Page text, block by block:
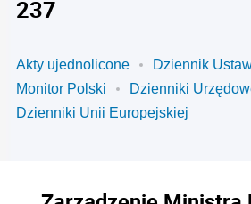
237
Akty ujednolicone
Dziennik
Monitor Polski
Dzienniki
Dzienniki Unii Europejskiej